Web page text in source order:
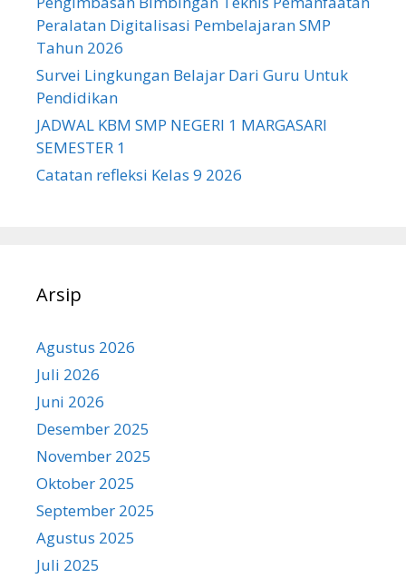
Peralatan Digitalisasi Pembelajaran SMP
Tahun 2026
Survei Lingkungan Belajar Dari Guru Untuk
Pendidikan
JADWAL KBM SMP NEGERI 1 MARGASARI
SEMESTER 1
Catatan refleksi Kelas 9 2026
Arsip
Agustus 2026
Juli 2026
Juni 2026
Desember 2025
November 2025
Oktober 2025
September 2025
Agustus 2025
Juli 2025